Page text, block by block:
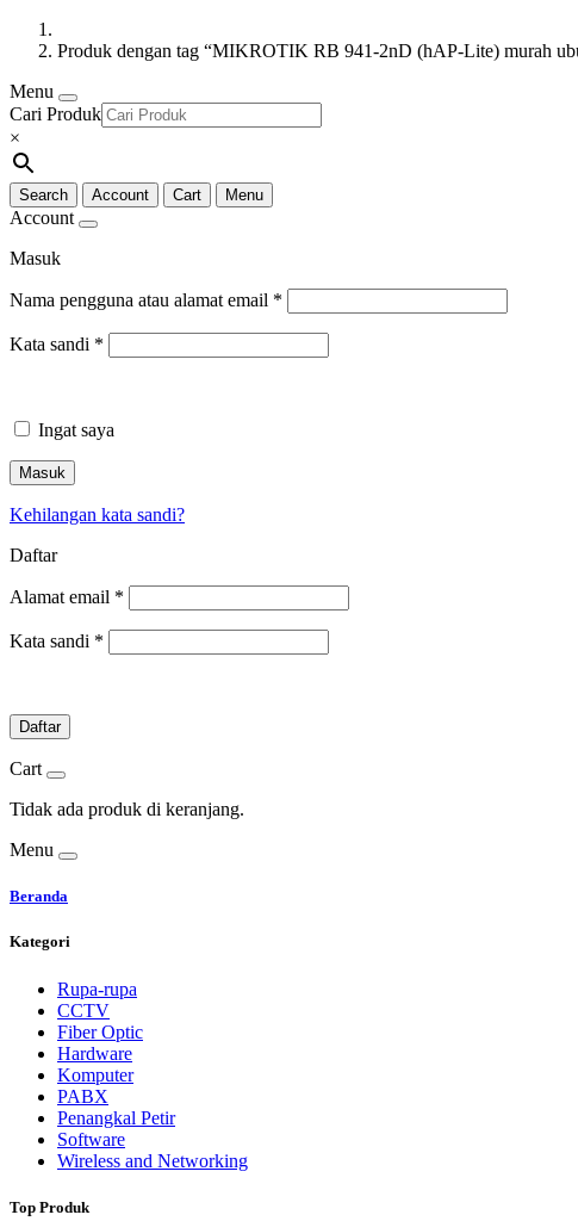
Produk dengan tag “MIKROTIK RB 941-2nD (hAP-Lite) murah
Menu
Cari Produk
×
Search Account Cart Menu
Account
Masuk
Nama pengguna atau alamat email *
Kata sandi *
Ingat saya
Masuk
Kehilangan kata sandi?
Daftar
Alamat email *
Kata sandi *
Daftar
Cart
Tidak ada produk di keranjang.
Menu
Beranda
Kategori
Rupa-rupa
CCTV
Fiber Optic
Hardware
Komputer
PABX
Penangkal Petir
Software
Wireless and Networking
Top Produk